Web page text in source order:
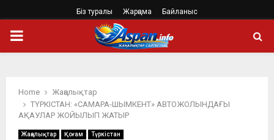
Біз туралы Жарңама Байланыс
PRIMARY
Home
Жаңалықтар
ТҮРКІСТАН: «САМАРА-ШЫМКЕНТ» АВТОЖОЛЫНДАҒЫ
АҚАУЛАР ЖОЙЫЛЫП ЖАТЫР
Жаңалықтар Қоғам Түркістан